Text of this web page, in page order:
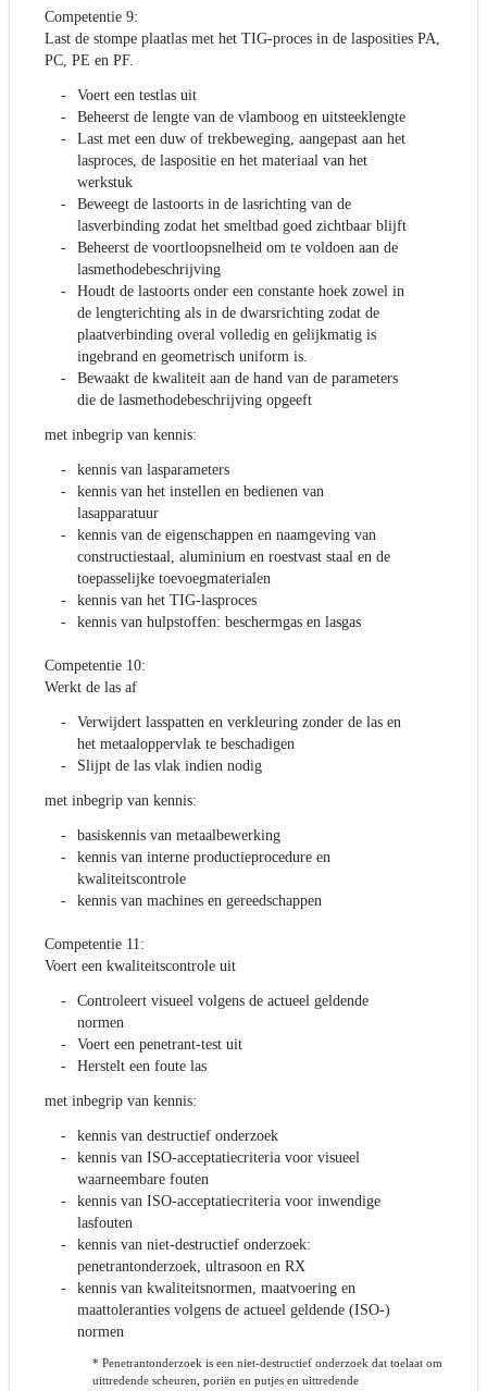
Competentie 9:
Last de stompe plaatlas met het TIG-proces in de lasposities PA,
PC, PE en PF.
Voert een testlas uit
Beheerst de lengte van de vlamboog en uitsteeklengte
Last met een duw of trekbeweging, aangepast aan het
lasproces, de laspositie en het materiaal van het
werkstuk
Beweegt de lastoorts in de lasrichting van de
lasverbinding zodat het smeltbad goed zichtbaar blijft
Beheerst de voortloopsnelheid om te voldoen aan de
lasmethodebeschrijving
Houdt de lastoorts onder een constante hoek zowel in
de lengterichting als in de dwarsrichting zodat de
plaatverbinding overal volledig en gelijkmatig is
ingebrand en geometrisch uniform is.
Bewaakt de kwaliteit aan de hand van de parameters
die de lasmethodebeschrijving opgeeft
met inbegrip van kennis:
kennis van lasparameters
kennis van het instellen en bedienen van
lasapparatuur
kennis van de eigenschappen en naamgeving van
constructiestaal, aluminium en roestvast staal en de
toepasselijke toevoegmaterialen
kennis van het TIG-lasproces
kennis van hulpstoffen: beschermgas en lasgas
Competentie 10:
Werkt de las af
Verwijdert lasspatten en verkleuring zonder de las en
het metaaloppervlak te beschadigen
Slijpt de las vlak indien nodig
met inbegrip van kennis:
basiskennis van metaalbewerking
kennis van interne productieprocedure en
kwaliteitscontrole
kennis van machines en gereedschappen
Competentie 11:
Voert een kwaliteitscontrole uit
Controleert visueel volgens de actueel geldende
normen
Voert een penetrant-test uit
Herstelt een foute las
met inbegrip van kennis:
kennis van destructief onderzoek
kennis van ISO-acceptatiecriteria voor visueel
waarneembare fouten
kennis van ISO-acceptatiecriteria voor inwendige
lasfouten
kennis van niet-destructief onderzoek:
penetrantonderzoek, ultrasoon en RX
kennis van kwaliteitsnormen, maatvoering en
maattoleranties volgens de actueel geldende (ISO-)
normen
* Penetrantonderzoek is een niet-destructief onderzoek dat toelaat om
uittredende scheuren, poriën en putjes en uittredende